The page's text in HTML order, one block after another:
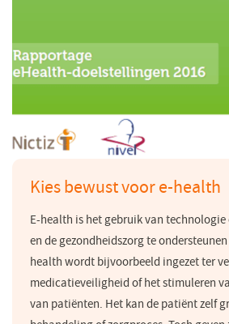
Kies bewust voor e-health
E-health is het gebruik van technologie
en de gezondheidszorg te
health wordt bijvoorbeeld ingezet ter
medicatieveiligheid of het stimuleren
van patiënten. Het kan de patiënt zelf